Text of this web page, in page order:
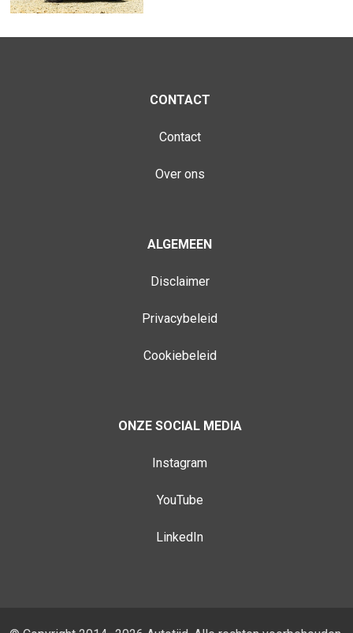
CONTACT
Contact
Over ons
ALGEMEEN
Disclaimer
Privacybeleid
Cookiebeleid
ONZE SOCIAL MEDIA
Instagram
YouTube
LinkedIn